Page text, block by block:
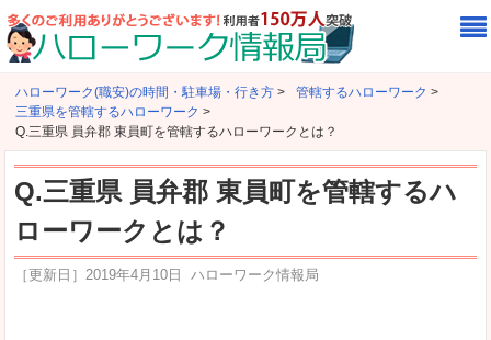
ハローワーク(職安)の時間・駐車場・行き方 > 管轄するハローワーク >
三重県を管轄するハローワーク >
Q.三重県 員弁郡 東員町を管轄するハローワークとは？
Q.三重県 員弁郡 東員町を管轄するハ
ローワークとは？
［更新日］ 2019年4月10日 ハローワーク情報局